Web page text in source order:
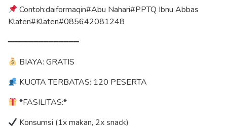
Contoh:daiformaqin#Abu Nahari#PPTQ Ibnu Abbas
Klaten#Klaten#085642081248
━━━━━━━━━━━━━━
BIAYA: GRATIS
KUOTA TERBATAS: 120 PESERTA
*FASILITAS:*
Konsumsi (1x makan, 2x snack)